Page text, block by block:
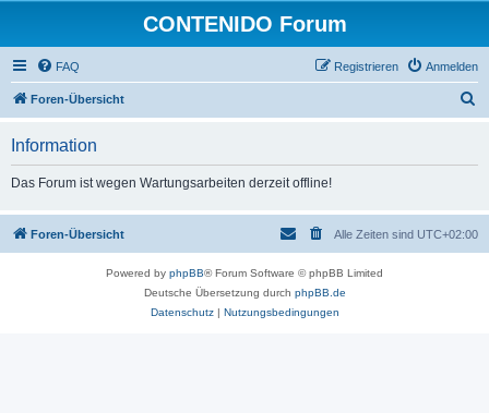
CONTENIDO Forum
FAQ Anmelden
Registrieren
Foren-Übersicht
Information
Das Forum ist wegen Wartungsarbeiten derzeit offline!
Foren-Übersicht Alle Zeiten sind UTC+02:00
Powered by phpBB® Forum Software © phpBB Limited
Deutsche Übersetzung durch phpBB.de
Datenschutz| Nutzungsbedingungen